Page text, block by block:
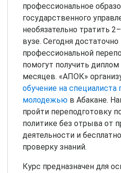
профессиональное
государственного
необязательно тратить
вузе. Сегодня
профессиональной
помогут получить диплом
месяцев. «АПОК»
обучение на специалиста
молодежью в Абакане.
пройти переподготовку
политике без отрыва от
деятельности и
проверку знаний.
Курс предназначен для